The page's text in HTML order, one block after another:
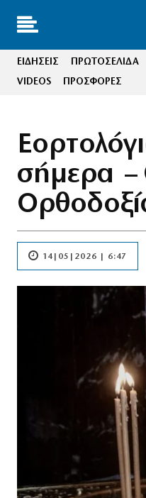
ΕΙΔΗΣΕΙΣ ΠΡΩΤΟΣΕΛΙΔΑ
VIDEOS
ΠΡΟΣΦΟΡΕΣ
σήμερα –
14|05|2026 | 6:47